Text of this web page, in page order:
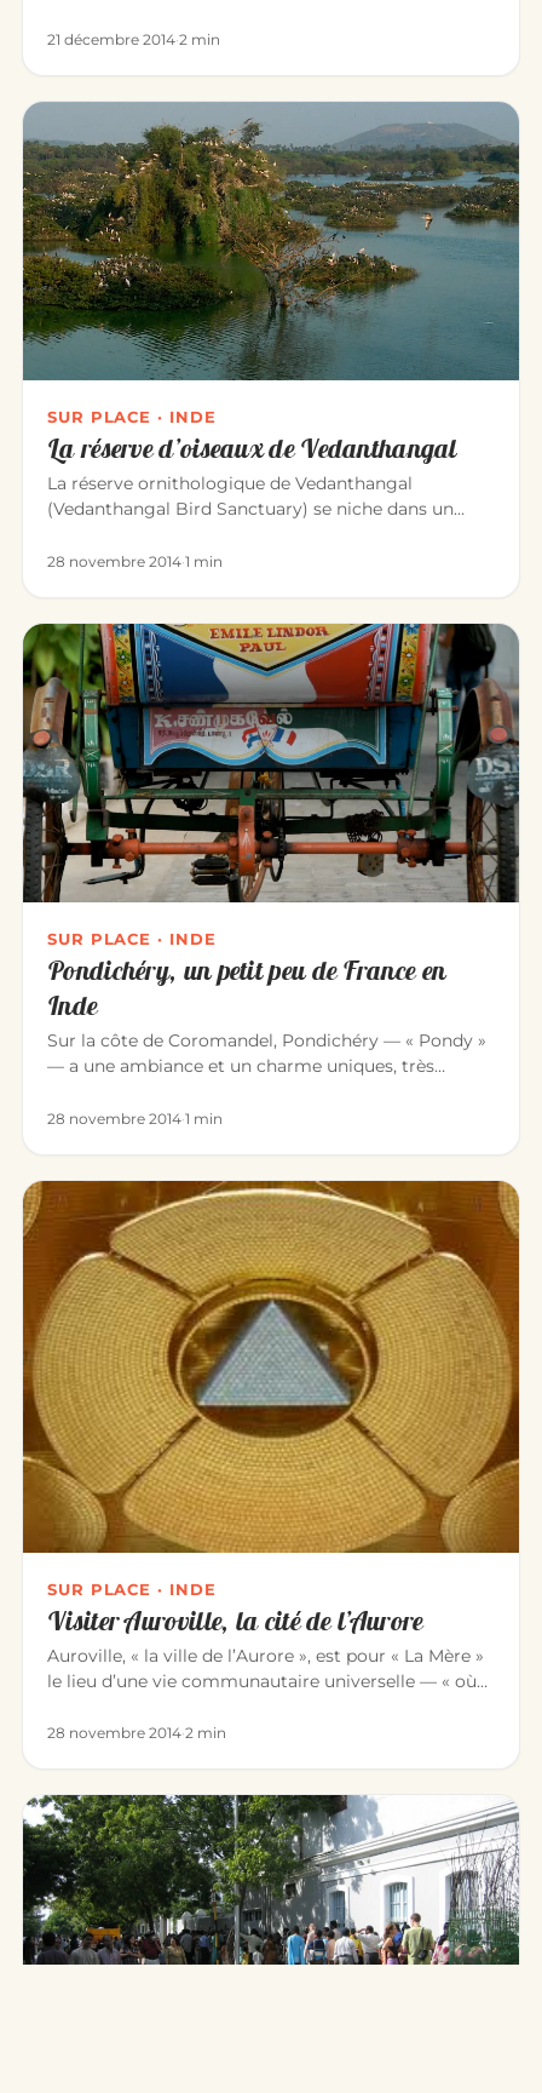
21 décembre 2014·2 min
SUR PLACE · INDE
La réserve d’oiseaux de Vedanthangal
La réserve ornithologique de Vedanthangal
(Vedanthangal Bird Sanctuary) se niche dans un
28 novembre 2014·1 min
SUR PLACE · INDE
Pondichéry, un petit peu de France en
Inde
Sur la côte de Coromandel, Pondichéry — « Pondy »
— a une ambiance et un charme uniques, très
28 novembre 2014·1 min
SUR PLACE · INDE
Visiter Auroville, la cité de l’Aurore
Auroville, « la ville de l’Aurore », est pour « La Mère »
le lieu d’une vie communautaire universelle — « où
28 novembre 2014·2 min